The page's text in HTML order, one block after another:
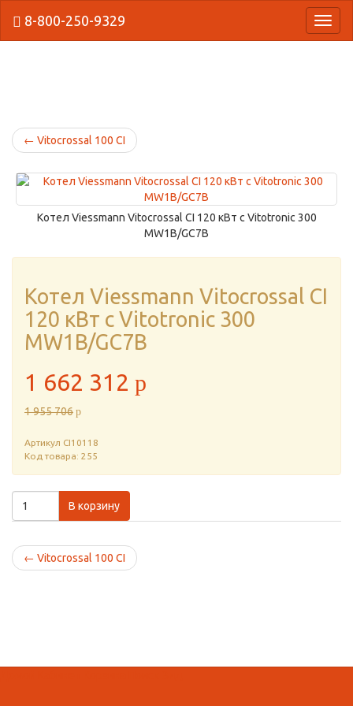
8-800-250-9329
← Vitocrossal 100 CI
Котел Viessmann Vitocrossal CI 120 кВт с Vitotronic 300
MW1B/GC7B
Котел Viessmann Vitocrossal CI
120 кВт с Vitotronic 300
MW1B/GC7B
1 662 312 p
1 955 706 p
Артикул CI10118
Код товара: 255
В корзину
← Vitocrossal 100 CI